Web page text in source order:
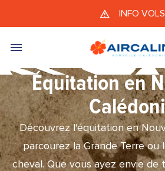
Aller
INFO VOLS
Équitation en
Découvrez l'équitation en
parcourez la Grande Terre ou
cheval. Que vous ayez envie